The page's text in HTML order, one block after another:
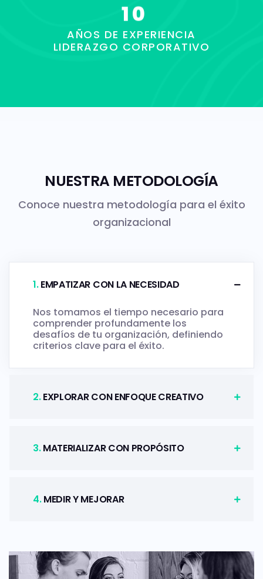
10
AÑOS DE EXPERIENCIA
LIDERAZGO CORPORATIVO
NUESTRA METODOLOGÍA
Conoce nuestra metodología para el éxito
organizacional
.EMPATIZAR CON LA NECESIDAD
Nos tomamos el tiempo necesario para
comprender profundamente los
desafíos de tu organización, definiendo
criterios clave para el éxito.
.EXPLORAR CON ENFOQUE CREATIVO
.MATERIALIZAR CON PROPÓSITO
.MEDIR Y MEJORAR